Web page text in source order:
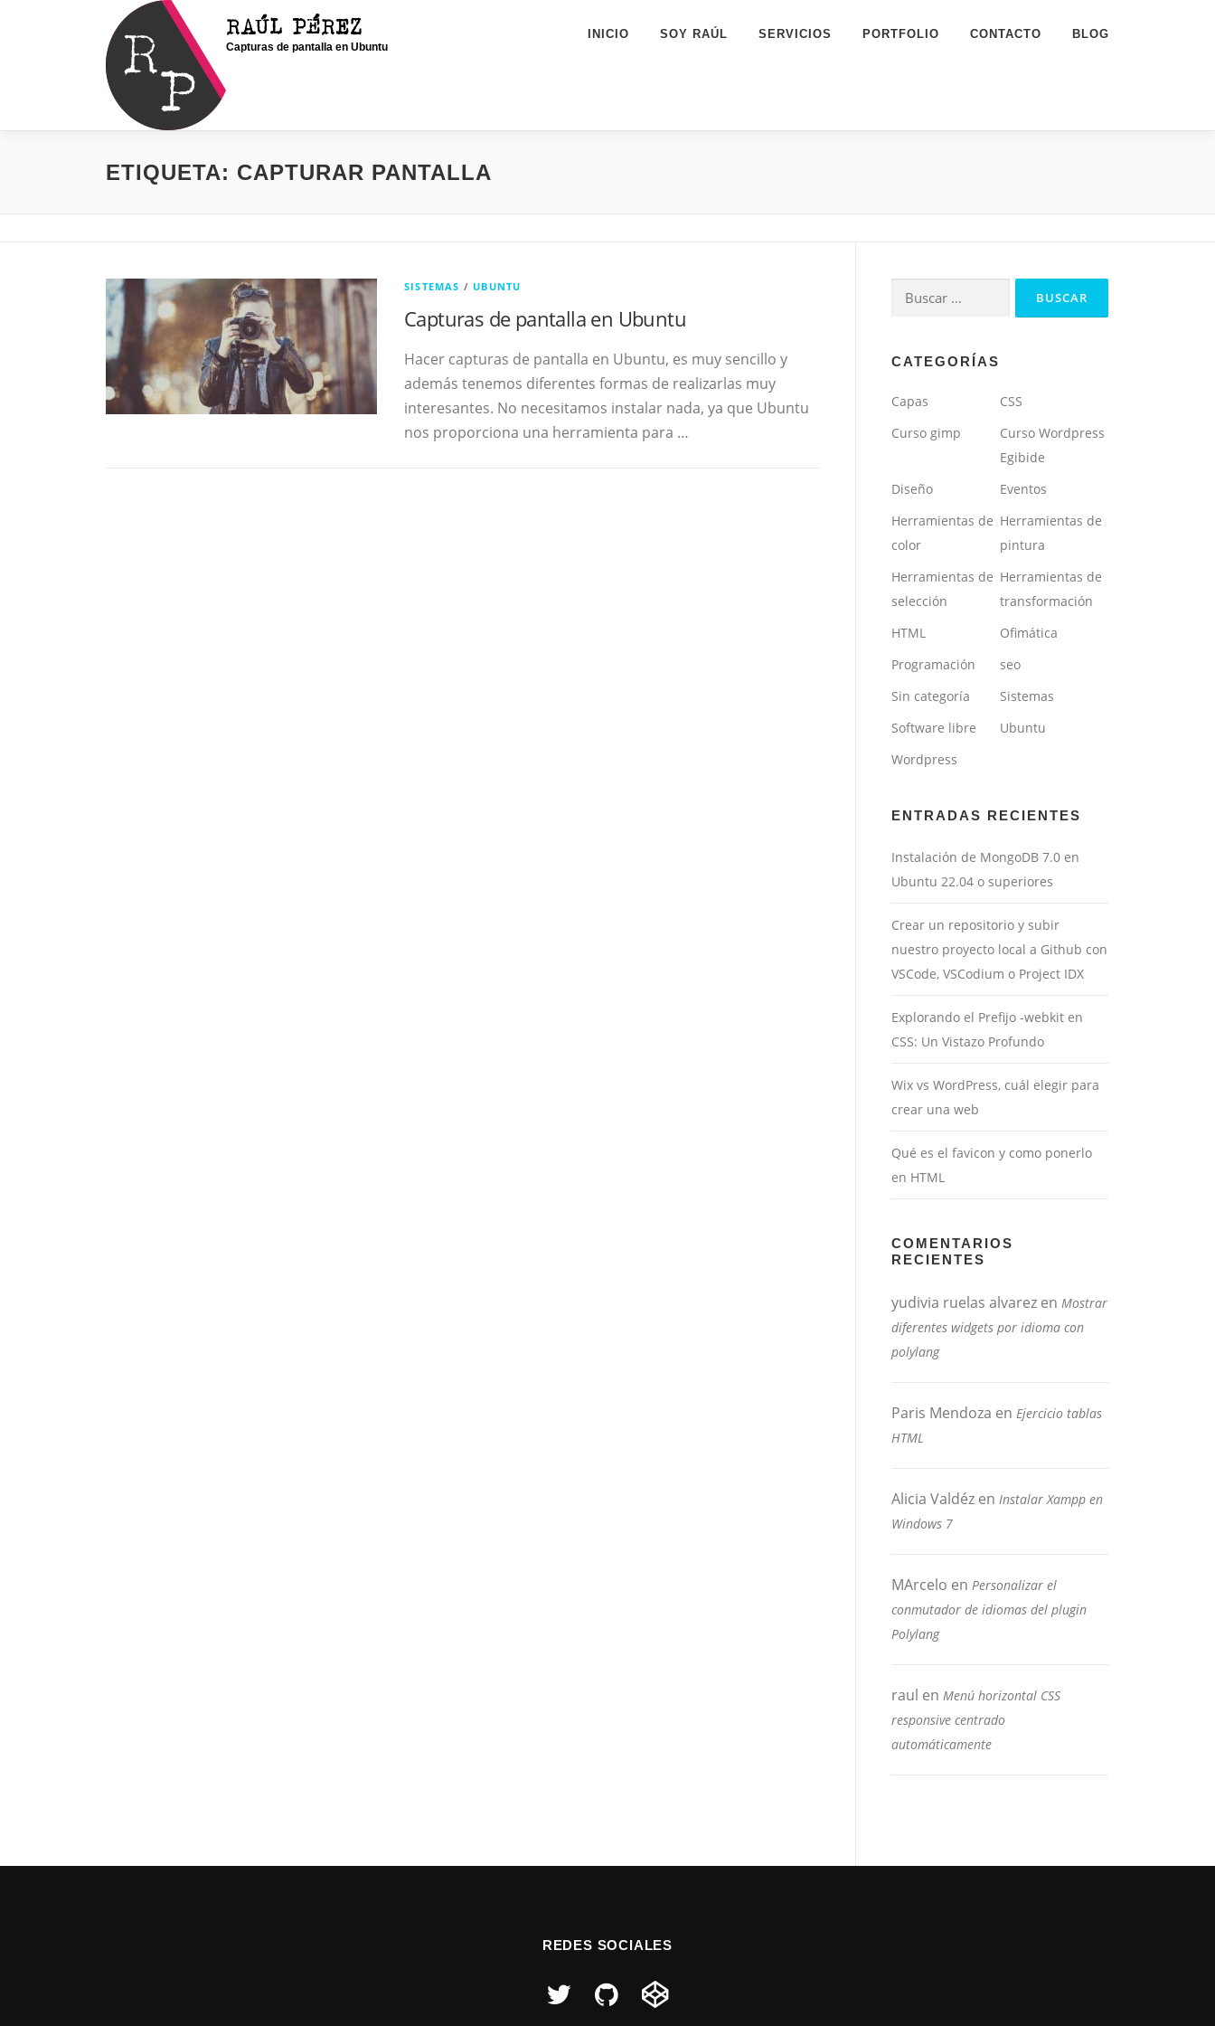
RAÚL PÉREZ
Capturas de pantalla en Ubuntu
INICIO SOY RAÚL SERVICIOS PORTFOLIO CONTACTO BLOG
ETIQUETA: CAPTURAR PANTALLA
SISTEMAS / UBUNTU
Capturas de pantalla en Ubuntu
Hacer capturas de pantalla en Ubuntu, es muy sencillo y
además tenemos diferentes formas de realizarlas muy
interesantes. No necesitamos instalar nada, ya que Ubuntu
nos proporciona una herramienta para …
Buscar:
CATEGORÍAS
Capas
CSS
Curso gimp
Curso Wordpress
Egibide
Diseño
Eventos
Herramientas de
color
Herramientas de
pintura
Herramientas de
selección
Herramientas de
transformación
HTML
Ofimática
Programación
seo
Sin categoría
Sistemas
Software libre
Ubuntu
Wordpress
ENTRADAS RECIENTES
Instalación de MongoDB 7.0 en
Ubuntu 22.04 o superiores
Crear un repositorio y subir
nuestro proyecto local a Github con
VSCode, VSCodium o Project IDX
Explorando el Prefijo -webkit en
CSS: Un Vistazo Profundo
Wix vs WordPress, cuál elegir para
crear una web
Qué es el favicon y como ponerlo
en HTML
COMENTARIOS
RECIENTES
yudivia ruelas alvarez en Mostrar
diferentes widgets por idioma con
polylang
Paris Mendoza en Ejercicio tablas
HTML
Alicia Valdéz en Instalar Xampp en
Windows 7
MArcelo en Personalizar el
conmutador de idiomas del plugin
Polylang
raul en Menú horizontal CSS
responsive centrado
automáticamente
REDES SOCIALES